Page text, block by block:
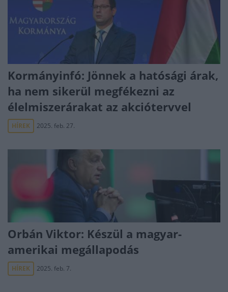
Kormányinfó: Jönnek a hatósági árak,
ha nem sikerül megfékezni az
élelmiszerárakat az akciótervvel
HÍREK 2025. feb. 27.
Orbán Viktor: Készül a magyar-
amerikai megállapodás
HÍREK 2025. feb. 7.